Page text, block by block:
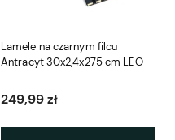
Lamele na czarnym filcu
Antracyt 30x2,4x275 cm LEO
249,99 zł